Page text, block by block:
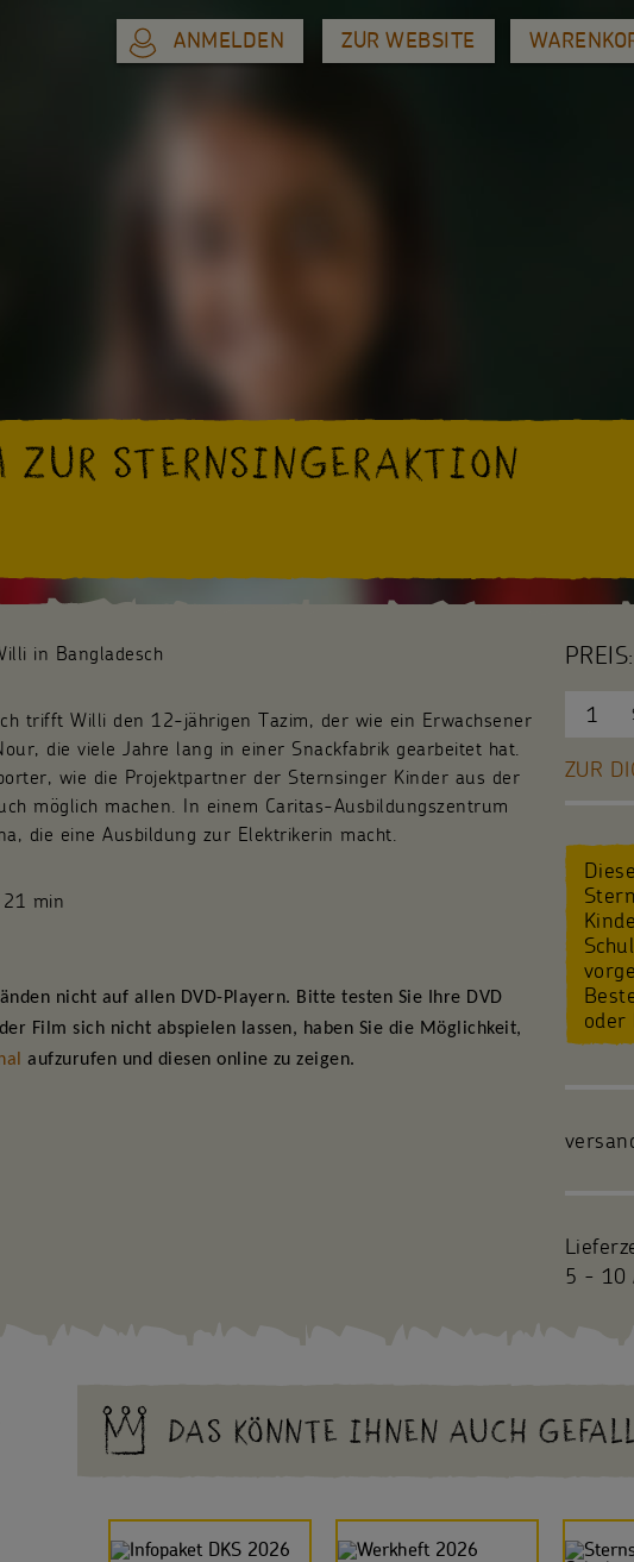
ZUR WEBSITE
ANMELDEN
STERNSINGERAKTION
in Bangladesch
trifft Willi den 12-jährigen Tazim, der wie ein Erwachsener
die viele Jahre lang in einer Snackfabrik gearbeitet hat.
wie die Projektpartner der Sternsinger Kinder aus der
möglich machen. In einem Caritas-Ausbildungszentrum
die eine Ausbildung zur Elektrikerin macht.
21 min
nicht auf allen DVD-Playern. Bitte testen Sie Ihre DVD
Film sich nicht abspielen lassen, haben Sie die Möglichkeit,
aufzurufen und diesen online zu zeigen.
PREIS:
ZUR
5 - 10
DAS KÖNNTE IHNEN AUCH